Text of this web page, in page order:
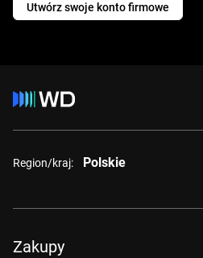
Utwórz swoje konto firmowe
Region/kraj: Polskie
Zakupy